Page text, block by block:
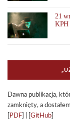
21
KPH
Dawna publi­ka­cja,
zamknięty, a
PDF GitHub